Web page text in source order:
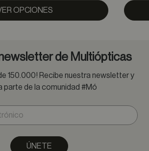
OPCIONES
de Multiópticas
150.000! Recibe nuestra newsletter y
parte de la comunidad #Mó
ÚNETE